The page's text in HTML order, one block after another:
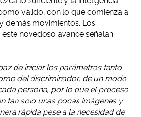
válido, con lo que comienza a
demás movimientos. Los
novedoso avance señalan:
de iniciar los parámetros tanto
del discriminador, de un modo
persona, por lo que el proceso
tan solo unas pocas imágenes y
rápida pese a la necesidad de